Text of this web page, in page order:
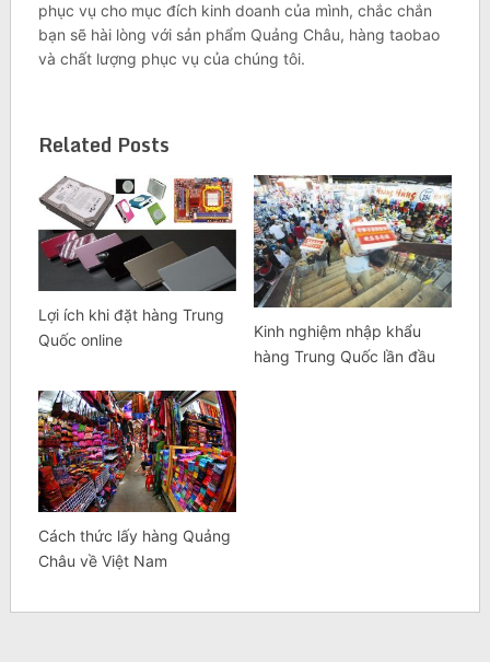
phục vụ cho mục đích kinh doanh của mình, chắc chắn
bạn sẽ hài lòng với sản phẩm Quảng Châu, hàng taobao
và chất lượng phục vụ của chúng tôi.
Related Posts
Lợi ích khi đặt hàng Trung
Quốc online
Kinh nghiệm nhập khẩu
hàng Trung Quốc lần đầu
Cách thức lấy hàng Quảng
Châu về Việt Nam